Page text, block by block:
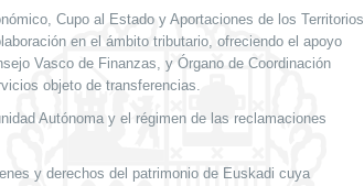
Cupo al Estado y Aportaciones de los Territorios
en el ámbito tributario, ofreciendo el apoyo
Vasco de Finanzas, y Órgano de Coordinación
objeto de transferencias.
Autónoma y el régimen de las reclamaciones
y derechos del patrimonio de Euskadi cuya